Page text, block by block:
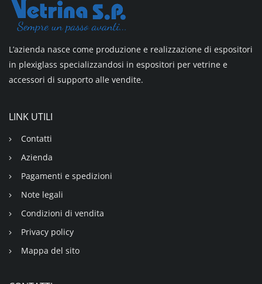
L’azienda nasce come produzione e realizzazione di espositori
in plexiglass specializzandosi in espositori per vetrine e
accessori di supporto alle vendite.
LINK UTILI
Contatti
Azienda
Pagamenti e spedizioni
Note legali
Condizioni di vendita
Privacy policy
Mappa del sito